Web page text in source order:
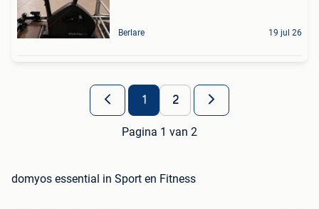
Berlare 19 jul 26
1 2
Pagina 1 van 2
domyos essential in Sport en Fitness